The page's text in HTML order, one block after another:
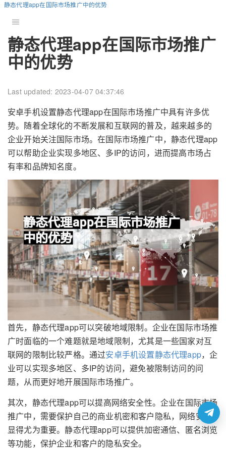
静态代理app在国际市场推广中的优势
静态代理app在国际市场推广
中的优势
Last updated: 2023-04-07 04:37:46
安卓手机设置静态代理app在国际市场推广中具有许多优
势。随着全球化的不断发展和互联网的普及，越来越多的
企业开始关注国际市场。在国际市场推广中，静态代理app
可以帮助企业实现多地区、多IP的访问，进而提高市场占
有率和品牌知名度。
首先，静态代理app可以突破地域限制。企业在国际市场推
广时面临的一个难题就是地域限制，尤其是一些国家对互
联网的限制比较严格。通过安卓手机设置静态代理app，企
业可以实现多地区、多IP的访问，避免被限制访问的问
题，从而更好地开展国际市场推广。
其次，静态代理app可以提高网络安全性。企业在国际市场
推广中，需要保护自己的商业机密和客户隐私，网络安全
显得尤为重要。静态代理app可以提供加密通信、匿名浏览
等功能，保护企业和客户的隐私安全。